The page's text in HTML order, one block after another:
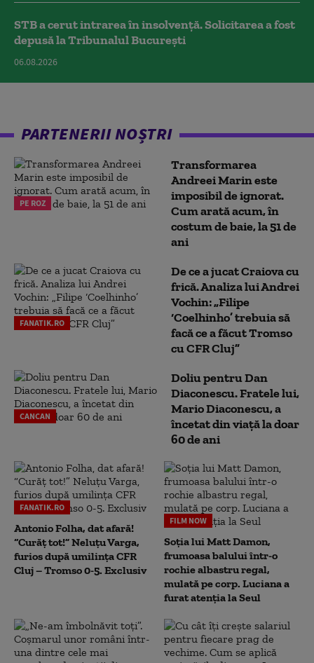
STB a cerut intrarea în insolvență. Solicitarea a fost
depusă la Tribunalul București
06.08.2026
PARTENERII NOȘTRI
PE ROZ
Transformarea
Andreei Marin este
imposibil de ignorat.
Cum arată acum, în
costum de baie, la 51 de
ani
FANATIK.RO
De ce a jucat Craiova cu
frică. Analiza lui Andrei
Vochin: „Filipe
‘Coelhinho’ trebuia să
facă ce a făcut Tromso
cu CFR Cluj”
CANCAN
Doliu pentru Dan
Diaconescu. Fratele lui,
Mario Diaconescu, a
încetat din viață la doar
60 de ani
FANATIK.RO
Antonio Folha, dat afară!
“Curăț tot!” Neluțu Varga,
furios după umilința CFR
Cluj – Tromso 0-5. Exclusiv
FILM NOW
Soția lui Matt Damon,
frumoasa balului într-o
rochie albastru regal,
mulată pe corp. Luciana a
furat atenția la Seul